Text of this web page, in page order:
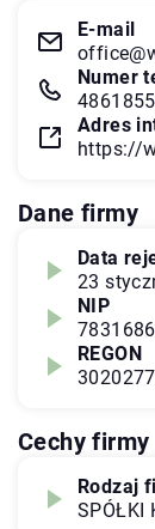
E-mail
Numer
Adres
https://
Dane firmy
Data
23
NIP
REGON
Cechy firmy
Rodzaj
SPÓŁKI